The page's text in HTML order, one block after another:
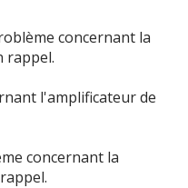
la courroie
remplacer ...
part au environ des
concernant la
rappel.
l'amplificateur de
concernant la